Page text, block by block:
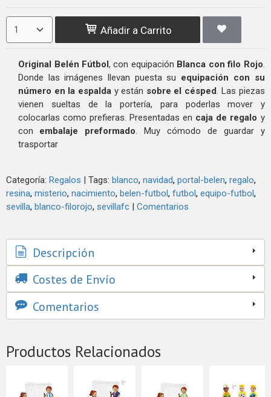
Añadir a Carrito
Original Belén Fútbol, con equipación Blanca con filo Rojo
Donde las imágenes llevan puesta su equipación con su
número en la espalda y están sobre el césped . Las piezas
vienen sueltas de la portería, para poderlas mover y
colocarlas como prefieras. Presentadas en caja de regalo y
con embalaje preformado . Muy cómodo de guardar y
trasportar
Categoría: Regalos | Tags: blanco navidad portal-belen regalo
resina misterio nacimiento belen-futbol futbol equipo-futbol
sevilla blanco-filorojo sevillafc | Comentarios
Descripción
Costes de Envío
Comentarios
Productos Relacionados